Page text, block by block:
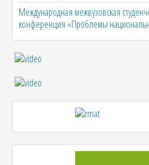
Международная межвузовская
конференция «Проблемы